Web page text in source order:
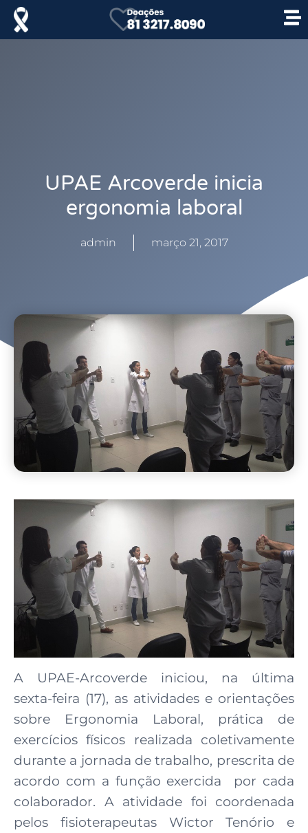
UPAE Arcoverde inicia
ergonomia laboral
admin março 21, 2017
A UPAE-Arcoverde iniciou, na última
sexta-feira (17), as atividades e orientações
sobre Ergonomia Laboral, prática de
exercícios físicos realizada coletivamente
durante a jornada de trabalho, prescrita de
acordo com a função exercida por cada
colaborador. A atividade foi coordenada
pelos fisioterapeutas Wictor Tenório e